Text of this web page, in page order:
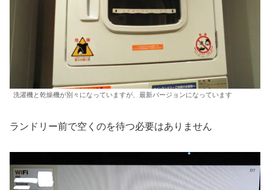
洗濯機と乾燥機が別々になっていますが、最新バージョンになっています
ランドリー前で空くのを待つ必要はありません